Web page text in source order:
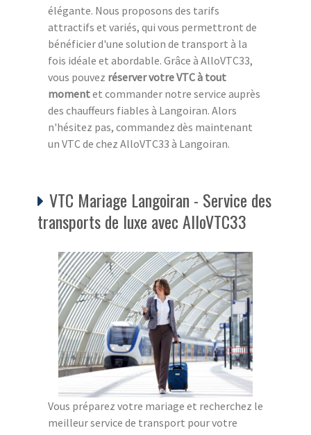
élégante. Nous proposons des tarifs
attractifs et variés, qui vous permettront de
bénéficier d'une solution de transport à la
fois idéale et abordable. Grâce à AlloVTC33,
vous pouvez réserver votre VTC à tout
momentet commander notre service auprès
des chauffeurs fiables à Langoiran. Alors
n'hésitez pas, commandez dès maintenant
un VTC de chez AlloVTC33 à Langoiran.
VTC Mariage Langoiran - Service des
transports de luxe avec AlloVTC33
Vous préparez votre mariage et recherchez le
meilleur service de transport pour votre